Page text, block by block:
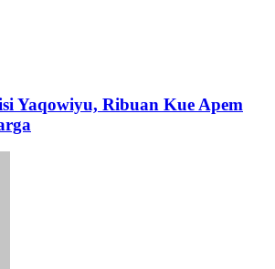
Yaqowiyu, Ribuan Kue Apem